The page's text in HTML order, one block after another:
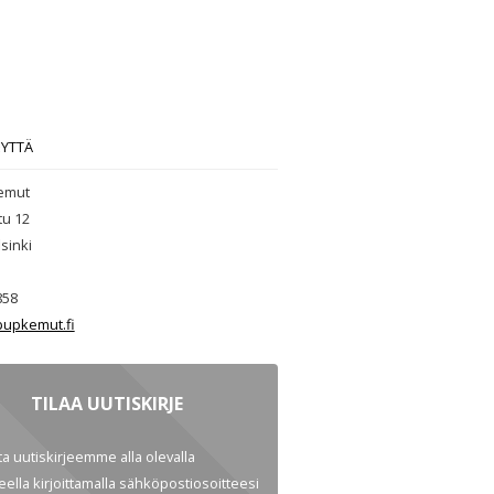
12
TILAA UUTISKIRJE
uutiskirjeemme alla olevalla
kirjoittamalla sähköpostiosoitteesi